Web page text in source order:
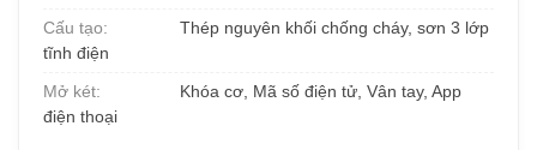
Cấu tạo:
Thép nguyên khối chống cháy, sơn 3 lớp
tĩnh điện
Mở két:
Khóa cơ, Mã số điện tử, Vân tay, App
điện thoại